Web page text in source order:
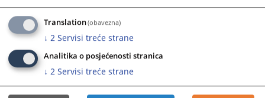
Obavještenje o konsultacijama u
postupku izrade Pravilnika o stalnim
sudskim tumačima
29.01.2026.
Translation(obavezna)
↓ 2 Servisi treće strane
Analitika o posjećenosti stranica
↓ 2 Servisi treće strane